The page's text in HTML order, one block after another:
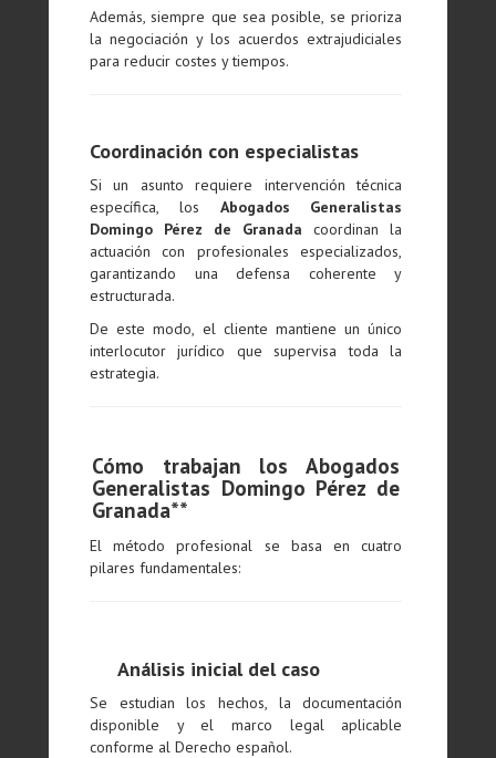
Además, siempre que sea posible, se prioriza
la negociación y los acuerdos extrajudiciales
para reducir costes y tiempos.
Coordinación con especialistas
Si un asunto requiere intervención técnica
específica, los Abogados Generalistas
Domingo Pérez de Granada coordinan la
actuación con profesionales especializados,
garantizando una defensa coherente y
estructurada.
De este modo, el cliente mantiene un único
interlocutor jurídico que supervisa toda la
estrategia.
Cómo trabajan los Abogados
Generalistas Domingo Pérez de
Granada**
El método profesional se basa en cuatro
pilares fundamentales:
Análisis inicial del caso
Se estudian los hechos, la documentación
disponible y el marco legal aplicable
conforme al Derecho español.